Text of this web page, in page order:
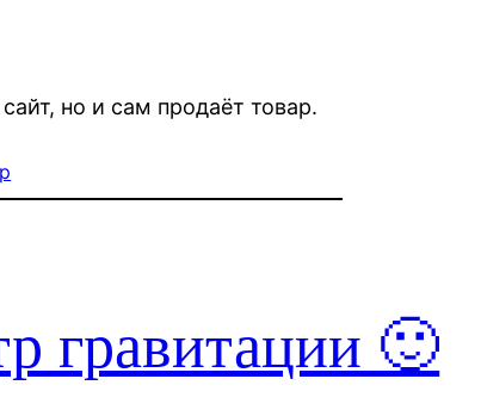
но и сам продаёт товар.
гравитации 🙂